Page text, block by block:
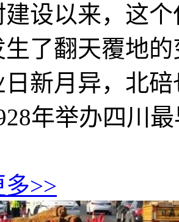
建设以来，这
生了翻天覆地
日新月异，北
年举办四川
>>